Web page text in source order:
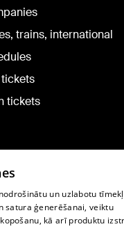
trains, international
tickets
un uzlabotu
satura ģenerēšanai, veiktu
kā arī produktu